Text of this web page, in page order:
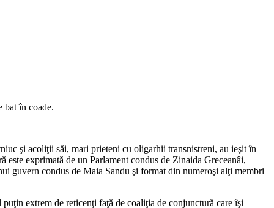
bat în coade.
şi acoliţii săi, mari prieteni cu oligarhii transnistreni, au ieşit în
exprimată de un Parlament condus de Zinaida Greceanâi,
guvern condus de Maia Sandu şi format din numeroşi alţi membri
extrem de reticenţi faţă de coaliţia de conjunctură care îşi